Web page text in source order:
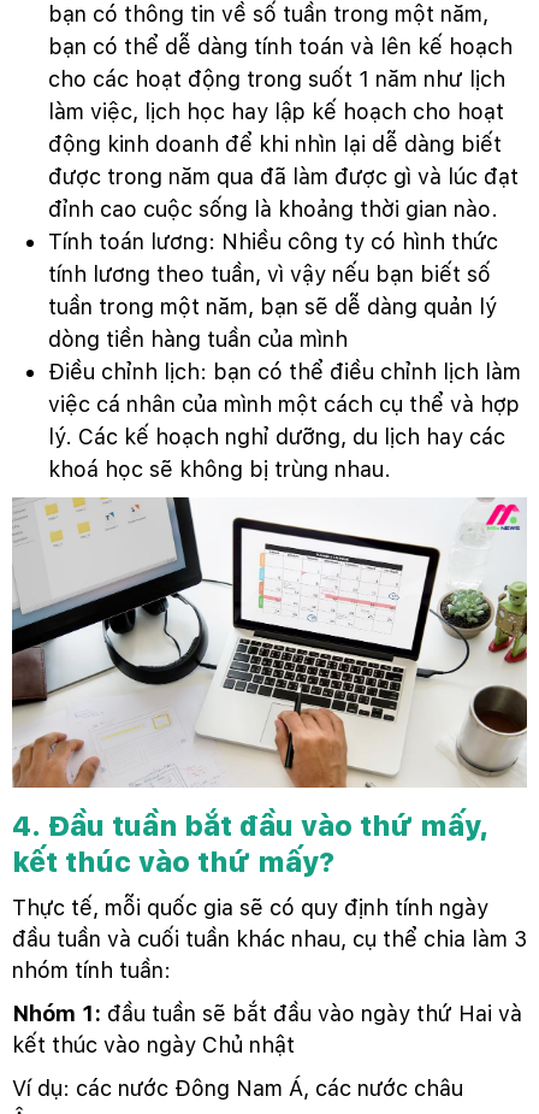
bạn có thông tin về số tuần trong một năm,
bạn có thể dễ dàng tính toán và lên kế hoạch
cho các hoạt động trong suốt 1 năm như lịch
làm việc, lịch học hay lập kế hoạch cho hoạt
động kinh doanh để khi nhìn lại dễ dàng biết
được trong năm qua đã làm được gì và lúc đạt
đỉnh cao cuộc sống là khoảng thời gian nào.
Tính toán lương: Nhiều công ty có hình thức
tính lương theo tuần, vì vậy nếu bạn biết số
tuần trong một năm, bạn sẽ dễ dàng quản lý
dòng tiền hàng tuần của mình
Điều chỉnh lịch: bạn có thể điều chỉnh lịch làm
việc cá nhân của mình một cách cụ thể và hợp
lý. Các kế hoạch nghỉ dưỡng, du lịch hay các
khoá học sẽ không bị trùng nhau.
4. Đầu tuần bắt đầu vào thứ mấy,
kết thúc vào thứ mấy?
Thực tế, mỗi quốc gia sẽ có quy định tính ngày
đầu tuần và cuối tuần khác nhau, cụ thể chia làm 3
nhóm tính tuần:
Nhóm 1: đầu tuần sẽ bắt đầu vào ngày thứ Hai và
kết thúc vào ngày Chủ nhật
Ví dụ: các nước Đông Nam Á, các nước châu